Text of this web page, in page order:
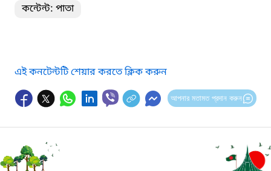
কন্টেন্ট: পাতা
এই কনটেন্টটি শেয়ার করতে ক্লিক করুন
আপনার মতামত প্রদান করুন